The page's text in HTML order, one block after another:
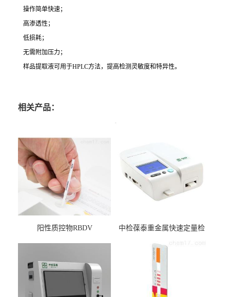
操作简单快速；
高渗透性；
低损耗；
无需附加压力；
样品提取液可用于HPLC方法，提高检测灵敏度和特异性。
相关产品：
阳性质控物RBDV
中检葆泰重金属快速定量检